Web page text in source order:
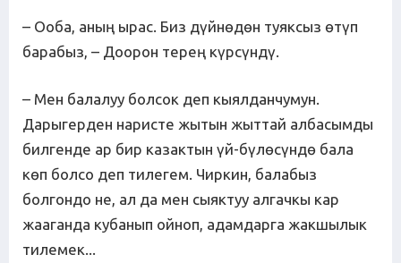
– Ооба, аның ырас. Биз дүйнөдөн туяксыз өтүп
барабыз, – Доорон терең күрсүндү.
– Мен балалуу болсок деп кыялданчумун.
Дарыгерден наристе жытын жыттай албасымды
билгенде ар бир казактын үй-бүлөсүндө бала
көп болсо деп тилегем. Чиркин, балабыз
болгондо не, ал да мен сыяктуу алгачкы кар
жааганда кубанып ойноп, адамдарга жакшылык
тилемек...